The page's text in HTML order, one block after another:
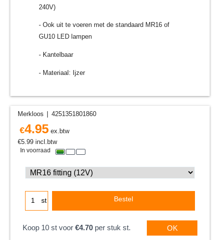
240V)
- Ook uit te voeren met de standaard MR16 of
GU10 LED lampen
- Kantelbaar
- Materiaal: Ijzer
Merkloos 4251351801860
€4.95 ex.btw
€5.99 incl.btw
In voorraad
st Bestel
Koop 10 st voor €4.70 per stuk st. OK